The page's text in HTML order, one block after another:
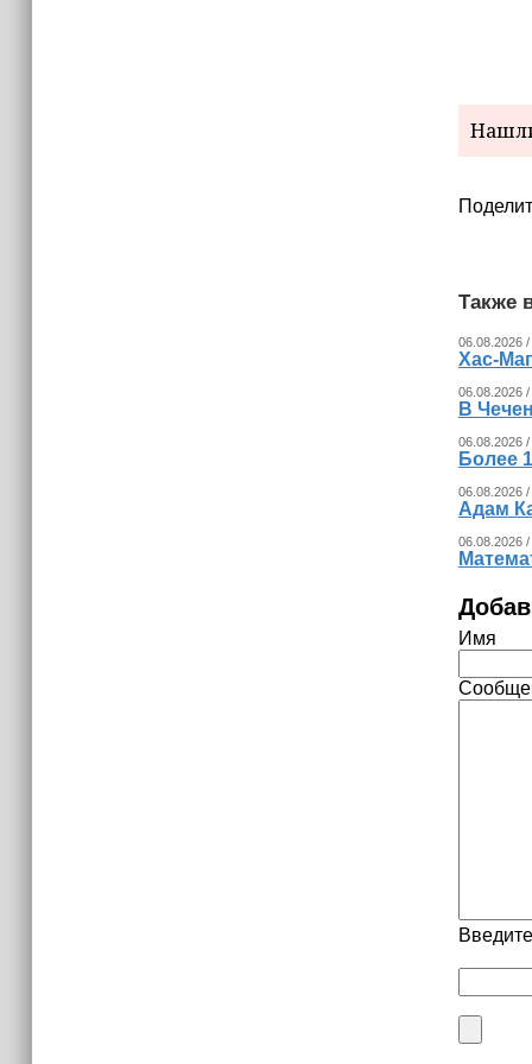
Также
06.08.2026
Хас-
06.08.2026
В
06.08.2026
Более
06.08.2026
Адам
06.08.2026
Имя